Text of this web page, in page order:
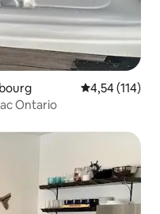
Évaluation
4,54 (114)
Ontario